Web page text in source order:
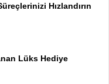
Hızlandırın
Lüks Hediye